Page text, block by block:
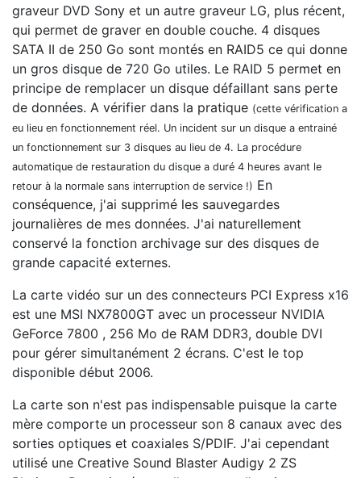
graveur DVD Sony et un autre graveur LG, plus récent,
qui permet de graver en double couche. 4 disques
SATA II de 250 Go sont montés en RAID5 ce qui donne
un gros disque de 720 Go utiles. Le RAID 5 permet en
principe de remplacer un disque défaillant sans perte
de données. A vérifier dans la pratique (cette vérification a
eu lieu en fonctionnement réel. Un incident sur un disque a entrainé
un fonctionnement sur 3 disques au lieu de 4. La procédure
automatique de restauration du disque a duré 4 heures avant le
retour à la normale sans interruption de service !) En
conséquence, j'ai supprimé les sauvegardes
journalières de mes données. J'ai naturellement
conservé la fonction archivage sur des disques de
grande capacité externes.
La carte vidéo sur un des connecteurs PCI Express x16
est une MSI NX7800GT avec un processeur NVIDIA
GeForce 7800 , 256 Mo de RAM DDR3, double DVI
pour gérer simultanément 2 écrans. C'est le top
disponible début 2006.
La carte son n'est pas indispensable puisque la carte
mère comporte un processeur son 8 canaux avec des
sorties optiques et coaxiales S/PDIF. J'ai cependant
utilisé une Creative Sound Blaster Audigy 2 ZS